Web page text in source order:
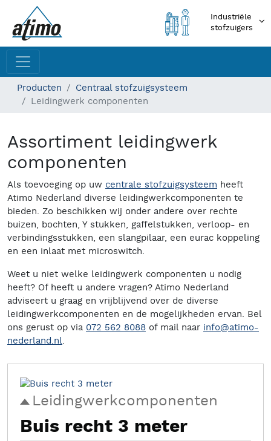
Industriële
stofzuigers
Producten
Centraal stofzuigsysteem
Leidingwerk componenten
Assortiment leidingwerk
componenten
Als toevoeging op uw centrale stofzuigsysteem heeft
Atimo Nederland diverse leidingwerkcomponenten te
bieden. Zo beschikken wij onder andere over rechte
buizen, bochten, Y stukken, gaffelstukken, verloop- en
verbindingsstukken, een slangpilaar, een eurac koppeling
en een inlaat met microswitch.
Weet u niet welke leidingwerk componenten u nodig
heeft? Of heeft u andere vragen? Atimo Nederland
adviseert u graag en vrijblijvend over de diverse
leidingwerkcomponenten en de mogelijkheden ervan. Bel
ons gerust op via 072 562 8088 of mail naar info@atimo-
nederland.nl.
Leidingwerkcomponenten
Buis recht 3 meter